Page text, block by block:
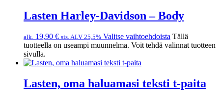
Lasten Harley-Davidson – Body
alk. 19,90 € sis. ALV 25,5% Valitse vaihtoehdoista Tällä
tuotteella on useampi muunnelma. Voit tehdä valinnat tuotteen
sivulla.
Lasten, oma haluamasi teksti t-paita